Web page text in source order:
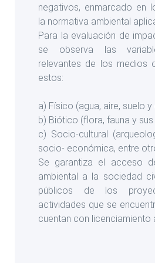
negativos, enmarcado en
la normativa ambiental
Para la evaluación de
se observa las
relevantes de los medios
estos:
a) Físico (agua, aire, suelo y
b) Biótico (flora, fauna y sus
c) Socio-cultural
socio- económica, entre
Se garantiza el acceso
ambiental a la sociedad
públicos de los
actividades que se
cuentan con licenciamiento